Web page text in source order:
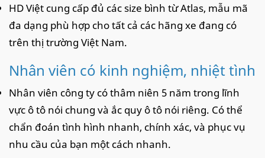
HD Việt cung cấp đủ các size bình từ Atlas, mẫu mã
đa dạng phù hợp cho tất cả các hãng xe đang có
trên thị trường Việt Nam.
Nhân viên có kinh nghiệm, nhiệt tình
Nhân viên công ty có thâm niên 5 năm trong lĩnh
vực ô tô nói chung và ắc quy ô tô nói riêng. Có thể
chẩn đoán tình hình nhanh, chính xác, và phục vụ
nhu cầu của bạn một cách nhanh.